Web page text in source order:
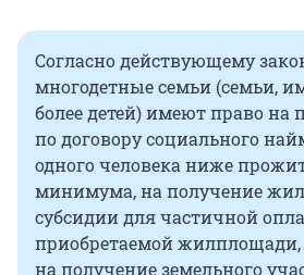
Согласно действующему
многодетные семьи (семьи,
более детей) имеют право на
по договору социального
одного человека ниже
минимума, на получение
субсидии для частичной
приобретаемой жилплощади,
на получение земельного